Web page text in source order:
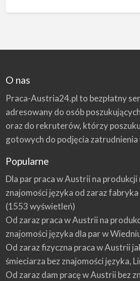
O nas
Praca-Austria24.pl to bezpłatny
adresowany do osób
oraz do rekruterów, którzy
gotowych do podjęcia
Popularne
Dla par praca w Austrii na produkcji
znajomości języka od zaraz fabryka
(1553 wyświetleń)
Od zaraz praca w Austrii na
znajomości języka dla par w
Od zaraz fizyczna praca w Austrii
śmieciarza bez znajomości języka,
Od zaraz dam pracę w Austrii bez